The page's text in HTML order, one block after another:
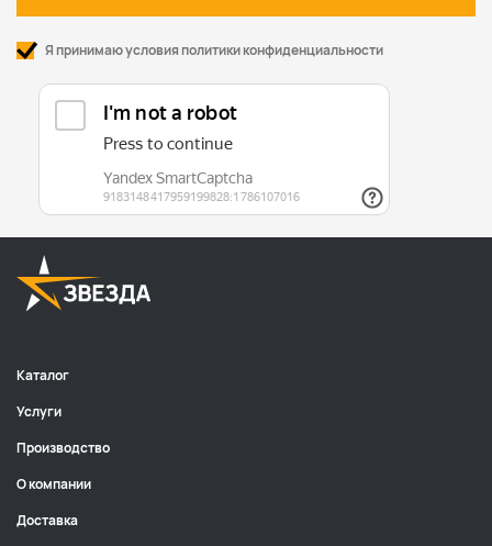
Я принимаю условия политики конфиденциальности
Каталог
Услуги
Производство
О компании
Доставка